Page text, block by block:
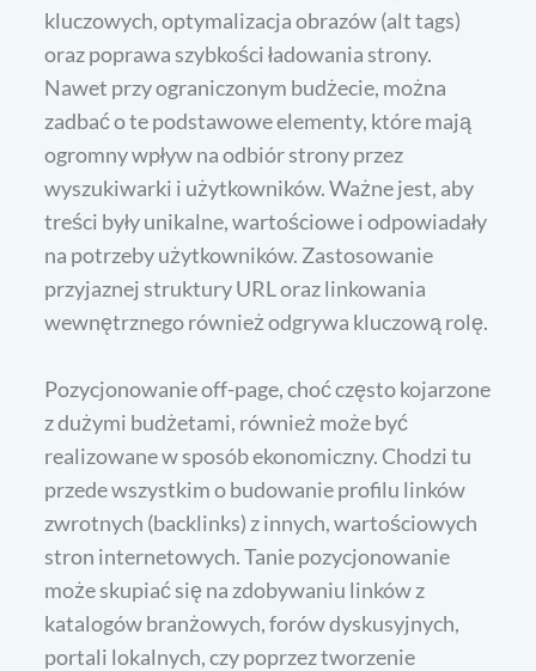
kluczowych, optymalizacja obrazów (alt tags)
oraz poprawa szybkości ładowania strony.
Nawet przy ograniczonym budżecie, można
zadbać o te podstawowe elementy, które mają
ogromny wpływ na odbiór strony przez
wyszukiwarki i użytkowników. Ważne jest, aby
treści były unikalne, wartościowe i odpowiadały
na potrzeby użytkowników. Zastosowanie
przyjaznej struktury URL oraz linkowania
wewnętrznego również odgrywa kluczową rolę.
Pozycjonowanie off-page, choć często kojarzone
z dużymi budżetami, również może być
realizowane w sposób ekonomiczny. Chodzi tu
przede wszystkim o budowanie profilu linków
zwrotnych (backlinks) z innych, wartościowych
stron internetowych. Tanie pozycjonowanie
może skupiać się na zdobywaniu linków z
katalogów branżowych, forów dyskusyjnych,
portali lokalnych, czy poprzez tworzenie